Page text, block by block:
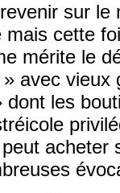
sur
mais cette
mérite le
avec
dont les